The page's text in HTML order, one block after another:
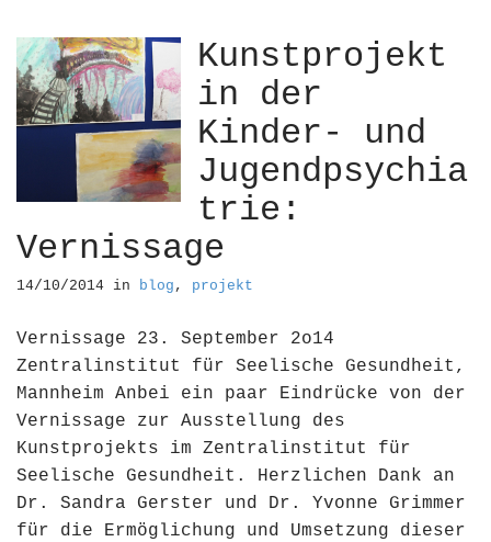
Kunstprojekt
in der
Kinder- und
Jugendpsychia
trie:
Vernissage
14/10/2014 in blog , projekt
Vernissage 23. September 2o14
Zentralinstitut für Seelische Gesundheit,
Mannheim Anbei ein paar Eindrücke von der
Vernissage zur Ausstellung des
Kunstprojekts im Zentralinstitut für
Seelische Gesundheit. Herzlichen Dank an
Dr. Sandra Gerster und Dr. Yvonne Grimmer
für die Ermöglichung und Umsetzung dieser